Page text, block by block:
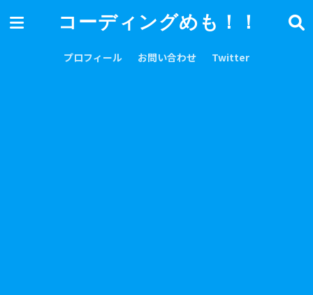
コーディングめも！！
プロフィール お問い合わせ Twitter